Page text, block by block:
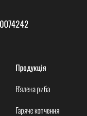
Продукція
В'ялена риба
Гаряче копчення